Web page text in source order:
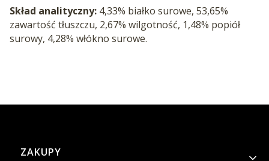
Skład analityczny: 4,33% białko surowe, 53,65%
zawartość tłuszczu, 2,67% wilgotność, 1,48% popiół
surowy, 4,28% włókno surowe.
Linki w stopce
ZAKUPY